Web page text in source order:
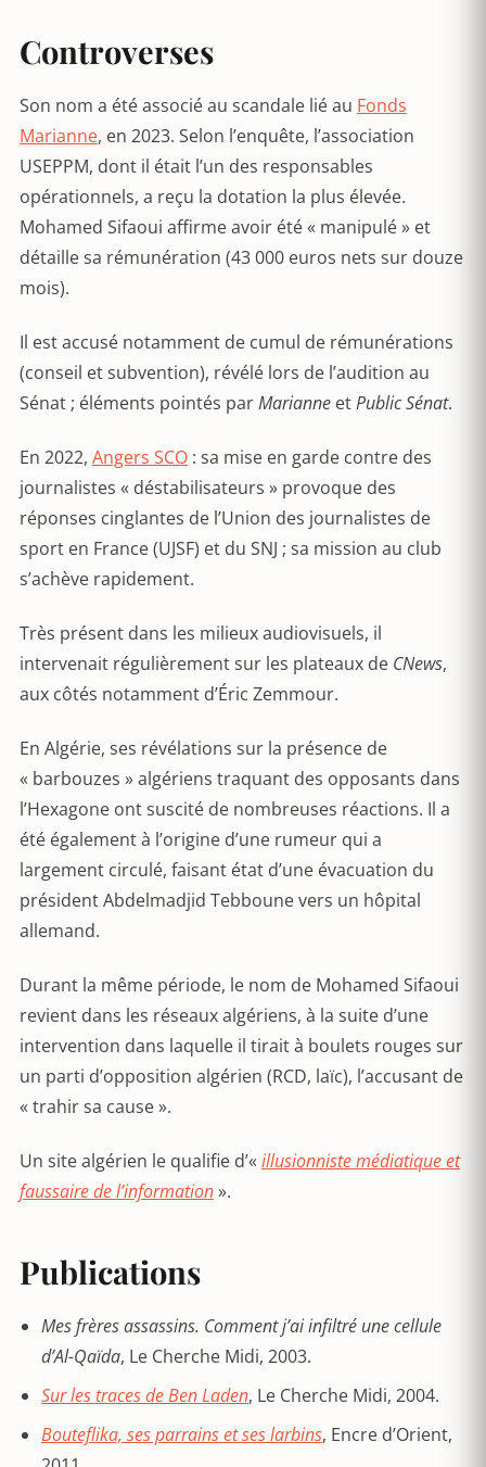
Controverses
Son nom a été associé au scandale lié au Fonds
Marianne, en 2023. Selon l’enquête, l’association
USEPPM, dont il était l’un des responsables
opérationnels, a reçu la dotation la plus élevée.
Mohamed Sifaoui affirme avoir été « manipulé » et
détaille sa rémunération (43 000 euros nets sur douze
mois).
Il est accusé notamment de cumul de rémunérations
(conseil et subvention), révélé lors de l’audition au
Sénat ; éléments pointés parMarianne etPublic Sénat.
En 2022, Angers SCO : sa mise en garde contre des
journalistes « déstabilisateurs » provoque des
réponses cinglantes de l’Union des journalistes de
sport en France (UJSF) et du SNJ ; sa mission au club
s’achève rapidement.
Très présent dans les milieux audiovisuels, il
intervenait régulièrement sur les plateaux de CNews,
aux côtés notamment d’Éric Zemmour.
En Algérie, ses révélations sur la présence de
« barbouzes » algériens traquant des opposants dans
l’Hexagone ont suscité de nombreuses réactions. Il a
été également à l’origine d’une rumeur qui a
largement circulé, faisant état d’une évacuation du
président Abdelmadjid Tebboune vers un hôpital
allemand.
Durant la même période, le nom de Mohamed Sifaoui
revient dans les réseaux algériens, à la suite d’une
intervention dans laquelle il tirait à boulets rouges sur
un parti d’opposition algérien (RCD, laïc), l’accusant de
« trahir sa cause ».
Un site algérien le qualifie d’« illusionniste médiatique et
faussaire de l’information».
Publications
Mes frères assassins. Comment j’ai infiltré une cellule
d’Al-Qaïda, Le Cherche Midi, 2003.
Sur les traces de Ben Laden, Le Cherche Midi, 2004.
Bouteflika, ses parrains et ses larbins, Encre d’Orient,